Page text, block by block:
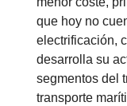
que hoy no
electrificación,
desarrolla su
segmentos del
transporte